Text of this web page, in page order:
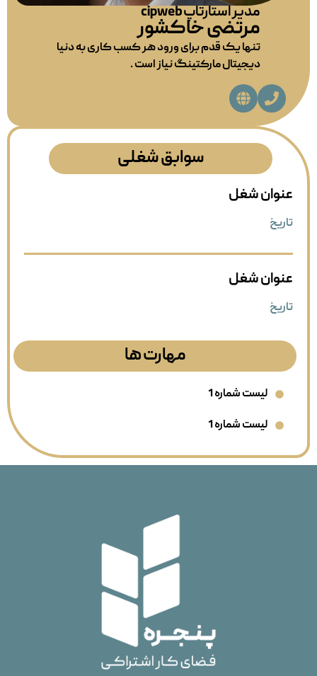
مدیر استارتاپ cipweb
مرتضی خاکشور
تنها یک قدم برای ورود هر کسب کاری به دنیا
دیجیتال مارکتینگ نیاز است .
سوابق شغلی
عنوان شغل
تاریخ
عنوان شغل
تاریخ
مهارت ها
لیست شماره 1
لیست شماره 1